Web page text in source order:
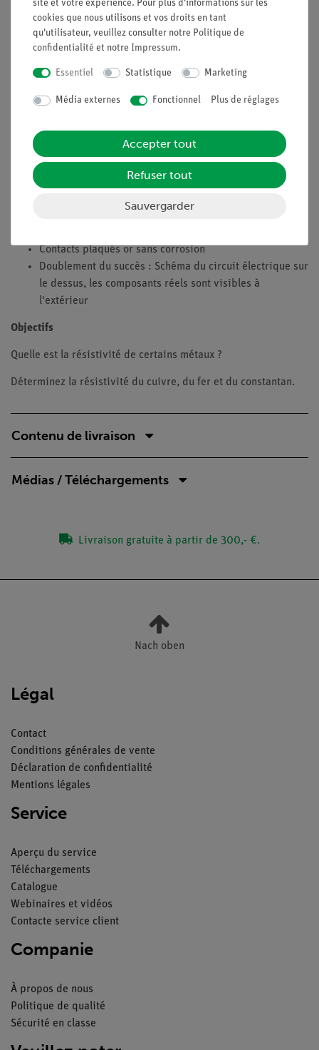
A partir des relations déterminées expérimentalement
ρ etA constant, et R ∼
constant ainsi
été introduite comme "constante" du matériau. Les élèves
doivent utiliser cette équation pour déterminer
Avantages
Aucun câble de connexion supplémentaire n'est
Contacts plaqués or sans corrosion
Doublement du succès : Schéma du circuit électrique sur
le dessus, les composants réels sont visibles à
l'extérieur
Objectifs
Quelle est la résistivité de certains métaux ?
Déterminez la résistivité du cuivre, du fer et du constantan.
Contenu de livraison
Médias / Téléchargements
Livraison gratuite à partir de 300,- €.
Nach oben
Légal
Contact
Conditions générales de vente
Déclaration de confidentialité
Mentions légales
Service
Aperçu du service
Téléchargements
Catalogue
Webinaires et vidéos
Contacte service client
Companie
À propos de nous
Politique de qualité
Sécurité en classe
site et votre expérience. Pour plus d'informations sur les
cookies que nous utilisons et vos droits en tant
qu'utilisateur, veuillez consulter notre Politique de
confidentialité et notre Impressum.
Essentiel Statistique Marketing
Média externes Fonctionnel Plus de réglages
Accepter tout
Refuser tout
Sauvergarder